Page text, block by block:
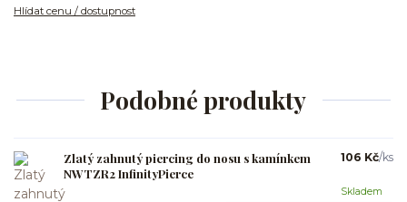
Hlídat cenu / dostupnost
Podobné produkty
Zlatý zahnutý piercing do nosu s kamínkem
NWTZR2 InfinityPierce
106 Kč/ks
Skladem